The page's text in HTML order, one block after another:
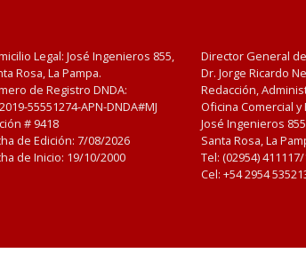
Legal: José Ingenieros 855,
Rosa, La Pampa.
de Registro DNDA:
55551274-APN-DNDA#MJ
# 9418
de Edición: 7/08/2026
de Inicio: 19/10/2000
Director General
Dr. Jorge Ricardo
Redacción,
Oficina Comercial
José Ingenieros
Santa Rosa, La
Tel: (02954)
Cel: +54 2954